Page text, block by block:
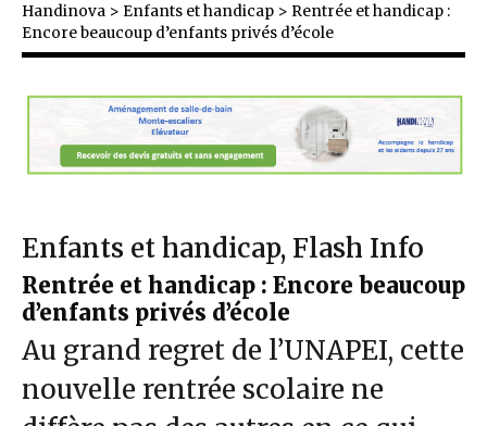
Handinova > Enfants et handicap > Rentrée et handicap :
Encore beaucoup d’enfants privés d’école
Enfants et handicap, Flash Info
Rentrée et handicap : Encore beaucoup
d’enfants privés d’école
Au grand regret de l’UNAPEI, cette
nouvelle rentrée scolaire ne